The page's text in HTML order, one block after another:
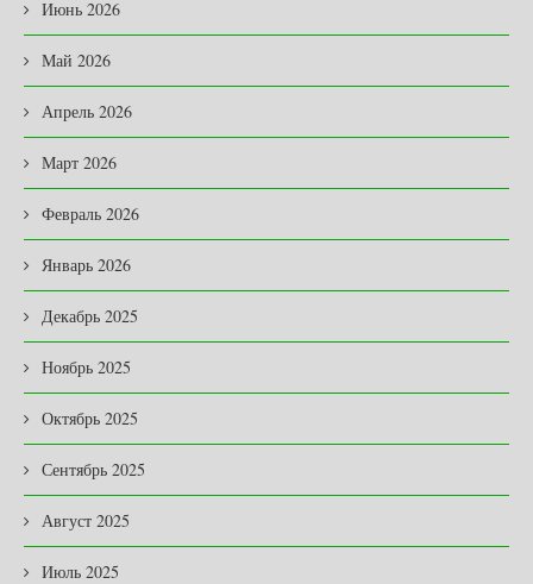
Июнь 2026
Май 2026
Апрель 2026
Март 2026
Февраль 2026
Январь 2026
Декабрь 2025
Ноябрь 2025
Октябрь 2025
Сентябрь 2025
Август 2025
Июль 2025